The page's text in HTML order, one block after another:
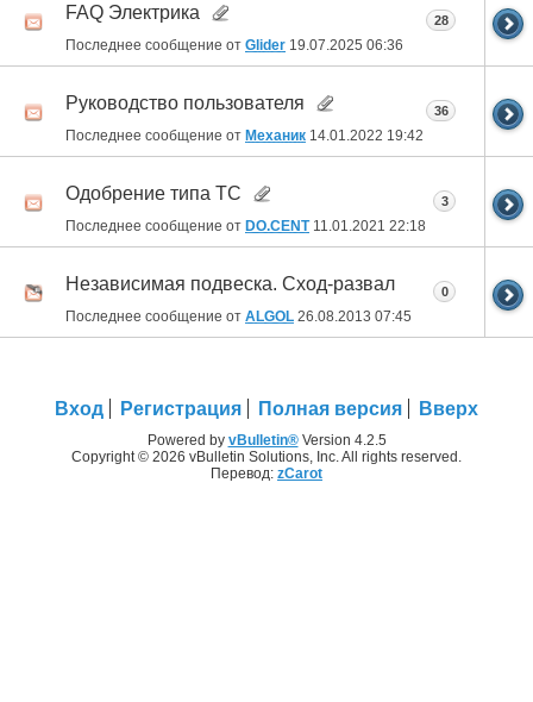
FAQ Электрика
Последнее сообщение от Glider 19.07.2025 06:36
28
Руководство пользователя
Последнее сообщение от Механик 14.01.2022 19:42
36
Одобрение типа ТС
Последнее сообщение от DO.CENT11.01.2021 22:18
3
Независимая подвеска. Сход-развал
Последнее сообщение от ALGOL 26.08.2013 07:45
0
Вход Регистрация Полная версия Вверх
Powered by vBulletin®Version 4.2.5
Copyright © 2026 vBulletin Solutions, Inc. All rights reserved.
Перевод: zCarot